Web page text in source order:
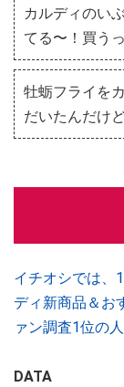
カルディのい
てる〜！買う
牡蛎フライを
だいたんだけ
イチオシでは、
ディ新商品＆お
ァン調査1位の
DATA